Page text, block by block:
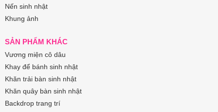
Nến sinh nhật
Khung ảnh
SẢN PHẨM KHÁC
Vương miện cô dâu
Khay để bánh sinh nhật
Khăn trải bàn sinh nhật
Khăn quây bàn sinh nhật
Backdrop trang trí